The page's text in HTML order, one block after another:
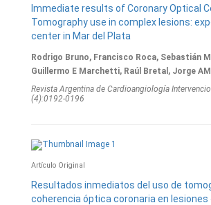
Immediate results of Coronary Optical
Tomography use in complex lesions:
center in Mar del Plata
Rodrigo Bruno, Francisco Roca, Sebastián
Guillermo E Marchetti, Raúl Bretal, Jorge
Revista Argentina de Cardioangiologí­a
(4):0192-0196
Artí­culo Original
Resultados inmediatos del uso de
coherencia óptica coronaria en lesiones